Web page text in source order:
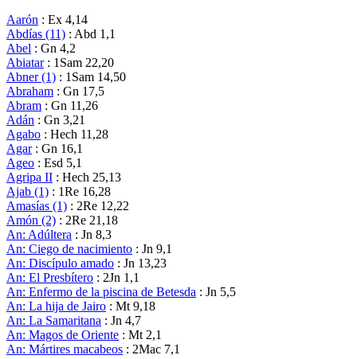
Aarón : Ex 4,14
Abdías (11) : Abd 1,1
Abel : Gn 4,2
Abiatar: 1Sam 22,20
Abner (1) : 1Sam 14,50
Abraham : Gn 17,5
Abram : Gn 11,26
Adán : Gn 3,21
Agabo : Hech 11,28
Agar: Gn 16,1
Ageo : Esd 5,1
Agripa II : Hech 25,13
Ajab (1) : 1Re 16,28
Amasías (1) : 2Re 12,22
Amón (2) : 2Re 21,18
An: Adúltera : Jn 8,3
An: Ciego de nacimiento : Jn 9,1
An: Discípulo amado : Jn 13,23
An: El Presbítero : 2Jn 1,1
An: Enfermo de la piscina de Betesda : Jn 5,5
An: La hija de Jairo : Mt 9,18
An: La Samaritana : Jn 4,7
An: Magos de Oriente : Mt 2,1
An: Mártires macabeos : 2Mac 7,1